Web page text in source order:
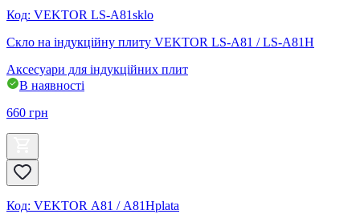
Код: VEKTOR LS-A81sklo
Скло на індукційну плиту VEKTOR LS-A81 / LS-А81Н
Аксесуари для індукційних плит
В наявності
660 грн
Код: VEKTOR А81 / А81Нplata